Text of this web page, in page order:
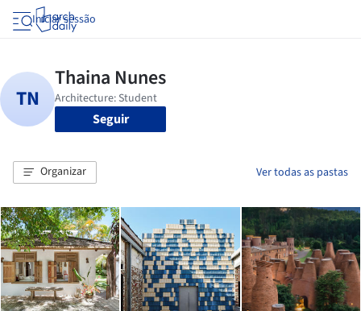
Iniciar sessão
Seguir
Organizar Ver todas as pastas